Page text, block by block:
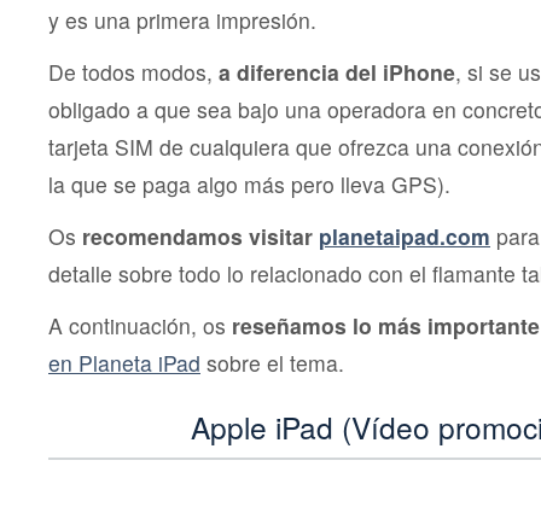
y es una primera impresión.
De todos modos, a diferencia del iPhone, si se
obligado a que sea bajo una operadora en
tarjeta SIM de cualquiera que ofrezca una
la que se paga algo más pero lleva GPS).
Os recomendamos visitar planetaipad.com
detalle sobre todo lo relacionado con el flamante
A continuación, os reseñamos lo más importante
en Planeta iPad sobre el tema.
Apple iPad (Vídeo